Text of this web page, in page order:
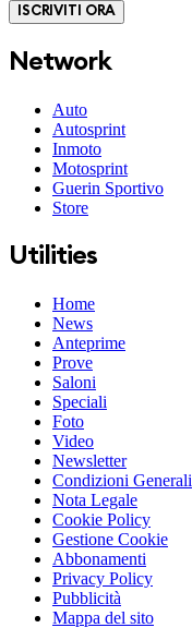
ISCRIVITI ORA
Network
Auto
Autosprint
Inmoto
Motosprint
Guerin Sportivo
Store
Utilities
Home
News
Anteprime
Prove
Saloni
Speciali
Foto
Video
Newsletter
Condizioni Generali
Nota Legale
Cookie Policy
Gestione Cookie
Abbonamenti
Privacy Policy
Pubblicità
Mappa del sito